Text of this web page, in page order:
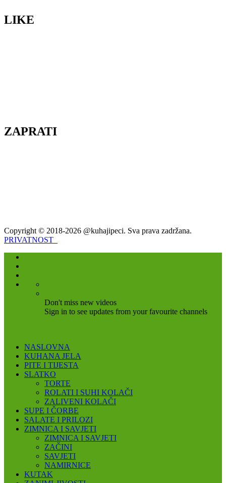
LIKE
ZAPRATI
Copyright © 2018-2026 @kuhajipeci. Sva prava zadržana.
PRIVATNOST
Don't miss new videos
Sign in to see updates from your favourite channels
NASLOVNA
KUHANA JELA
PITE I TIJESTA
SLATKO
TORTE
ROLATI I SUHI KOLAČI
ZALIVENI KOLAČI
SUPE I ČORBE
SALATE I PRILOZI
ZIMNICA I SAVJETI
ZIMNICA I SAVJETI
ZAČINI
SAVJETI
NAMIRNICE
KUTAK